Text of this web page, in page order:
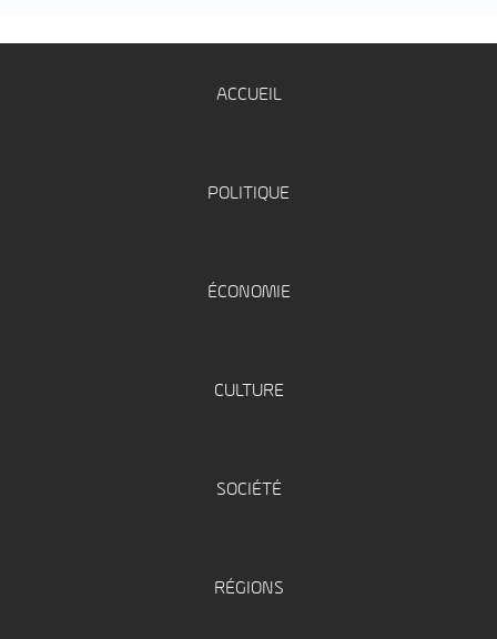
ACCUEIL
POLITIQUE
ÉCONOMIE
CULTURE
SOCIÉTÉ
RÉGIONS